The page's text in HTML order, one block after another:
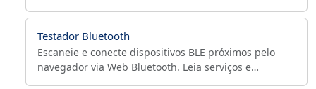
Testador Bluetooth
Escaneie e conecte dispositivos BLE próximos pelo
navegador via Web Bluetooth. Leia serviços e